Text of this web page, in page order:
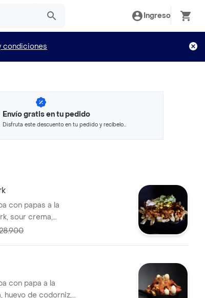
Ingreso
condiciones
Envío gratis en tu pedido
Disfruta este descuento en tu pedido y recíbelo
con papas a la
sour crema,
cilantro y salsa bbq
con papa a la
huevo de codorniz,